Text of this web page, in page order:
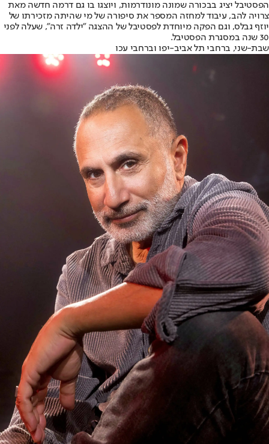
הפסטיבל יציג בבכורה שמונה מונודרמות, ויוצגו בו גם דרמה חדשה מאת
צרויה להב, עיבוד למחזה המספר את סיפורה של מי שהיתה מזכירתו של
יוזף גבלס, וגם הפקה מיוחדת לפסטיבל של ההצגה "ילדה זרה", שעלה לפני
30 שנה במסגרת הפסטיבל.
שבת-שני, ברחבי תל אביב-יפו וברחבי עכו